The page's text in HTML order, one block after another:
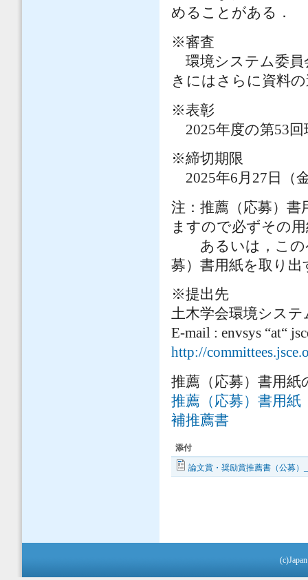
めることがある．
※審査
環境システム委員
きにはさらに資料
※表彰
2025年度の第53回
※締切期限
2025年6月27日（
注：推薦（応募）
ますので必ずその
あるいは，この
募）書用紙を取り
※提出先
土木学会環境シス
E-mail : envsys “at“
http://
推薦（応募）書用
推薦（応募）書用
補推薦書
添付
論文賞・奨励賞推薦書（公募）